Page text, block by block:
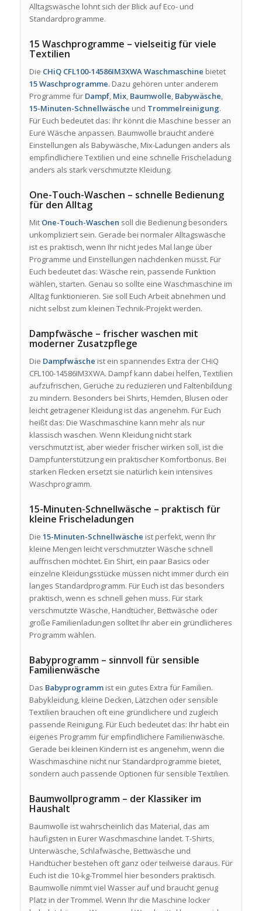
Alltagswäsche lohnt sich der Blick auf Eco- und
Standardprogramme.
15 Waschprogramme – vielseitig für viele
Textilien
Die CHiQ CFL100-14586IM3XWA Waschmaschine bietet
15 Waschprogramme. Dazu gehören unter anderem
Programme für Dampf, Mix, Baumwolle, Babywäsche,
15-Minuten-Schnellwäsche und Trommelreinigung.
Für Euch bedeutet das: Ihr könnt die Maschine besser an
Eure Wäsche anpassen. Baumwolle braucht andere
Einstellungen als Babywäsche, Mix-Ladungen anders als
empfindlichere Textilien und eine schnelle Frischeladung
anders als stark verschmutzte Kleidung.
One-Touch-Waschen – schnelle Bedienung
für den Alltag
Mit One-Touch-Waschen soll die Bedienung besonders
unkompliziert sein. Gerade bei normaler Alltagswäsche
ist es praktisch, wenn Ihr nicht jedes Mal lange über
Programme und Einstellungen nachdenken müsst. Für
Euch bedeutet das: Wäsche rein, passende Funktion
wählen, starten. Genau so sollte eine Waschmaschine im
Alltag funktionieren. Sie soll Euch Arbeit abnehmen und
nicht selbst zum kleinen Technik-Projekt werden.
Dampfwäsche – frischer waschen mit
moderner Zusatzpflege
Die Dampfwäsche ist ein spannendes Extra der CHiQ
CFL100-14586IM3XWA. Dampf kann dabei helfen, Textilien
aufzufrischen, Gerüche zu reduzieren und Faltenbildung
zu mindern. Besonders bei Shirts, Hemden, Blusen oder
leicht getragener Kleidung ist das angenehm. Für Euch
heißt das: Die Waschmaschine kann mehr als nur
klassisch waschen. Wenn Kleidung nicht stark
verschmutzt ist, aber wieder frischer wirken soll, ist die
Dampfunterstützung ein praktischer Komfortbonus. Bei
starken Flecken ersetzt sie natürlich kein intensives
Waschprogramm.
15-Minuten-Schnellwäsche – praktisch für
kleine Frischeladungen
Die 15-Minuten-Schnellwäsche ist perfekt, wenn Ihr
kleine Mengen leicht verschmutzter Wäsche schnell
auffrischen möchtet. Ein Shirt, ein paar Basics oder
einzelne Kleidungsstücke müssen nicht immer durch ein
langes Standardprogramm. Für Euch ist das besonders
praktisch, wenn es schnell gehen muss. Für stark
verschmutzte Wäsche, Handtücher, Bettwäsche oder
große Familienladungen solltet Ihr aber ein gründlicheres
Programm wählen.
Babyprogramm – sinnvoll für sensible
Familienwäsche
Das Babyprogrammist ein gutes Extra für Familien.
Babykleidung, kleine Decken, Lätzchen oder sensible
Textilien brauchen oft eine gründlichere und zugleich
passende Reinigung. Für Euch bedeutet das: Ihr habt ein
eigenes Programm für empfindlichere Familienwäsche.
Gerade bei kleinen Kindern ist es angenehm, wenn die
Waschmaschine nicht nur Standardprogramme bietet,
sondern auch passende Optionen für sensible Textilien.
Baumwollprogramm – der Klassiker im
Haushalt
Baumwolle ist wahrscheinlich das Material, das am
häufigsten in Eurer Waschmaschine landet. T-Shirts,
Unterwäsche, Schlafwäsche, Bettwäsche und
Handtücher bestehen oft ganz oder teilweise daraus. Für
Euch ist die 10-kg-Trommel hier besonders praktisch.
Baumwolle nimmt viel Wasser auf und braucht genug
Platz in der Trommel. Wenn Ihr die Maschine locker